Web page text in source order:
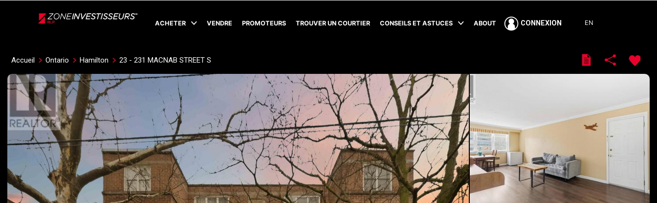
ACHETER VENDRE PROMOTEURS TROUVER UN COURTIER CONSEILS ET ASTUCES ABOUT CONNEXION EN
Accueil Ontario Hamilton 23 - 231 MACNAB STREET S